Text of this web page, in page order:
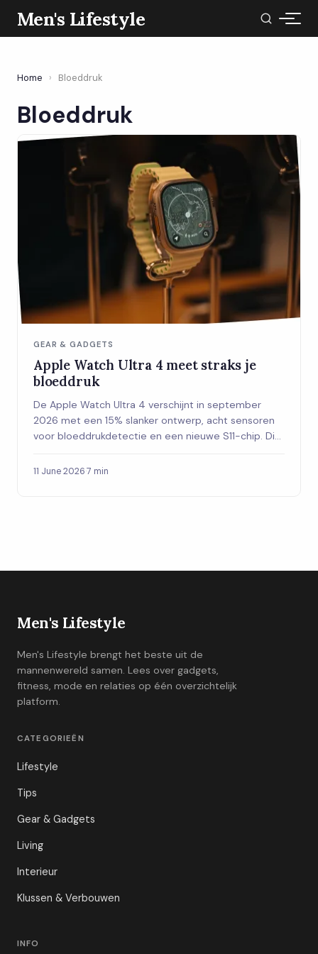
Men's Lifestyle
Home › Bloeddruk
Bloeddruk
GEAR & GADGETS
Apple Watch Ultra 4 meet straks je
bloeddruk
De Apple Watch Ultra 4 verschijnt in september
2026 met een 15% slanker ontwerp, acht sensoren
voor bloeddrukdetectie en een nieuwe S11-chip. Dit
11 June 2026·7 min
Men's Lifestyle
Men's Lifestyle brengt het beste uit de
mannenwereld samen. Lees over gadgets,
fitness, mode en relaties op één overzichtelijk
platform.
CATEGORIEËN
Lifestyle
Tips
Gear & Gadgets
Living
Interieur
Klussen & Verbouwen
INFO